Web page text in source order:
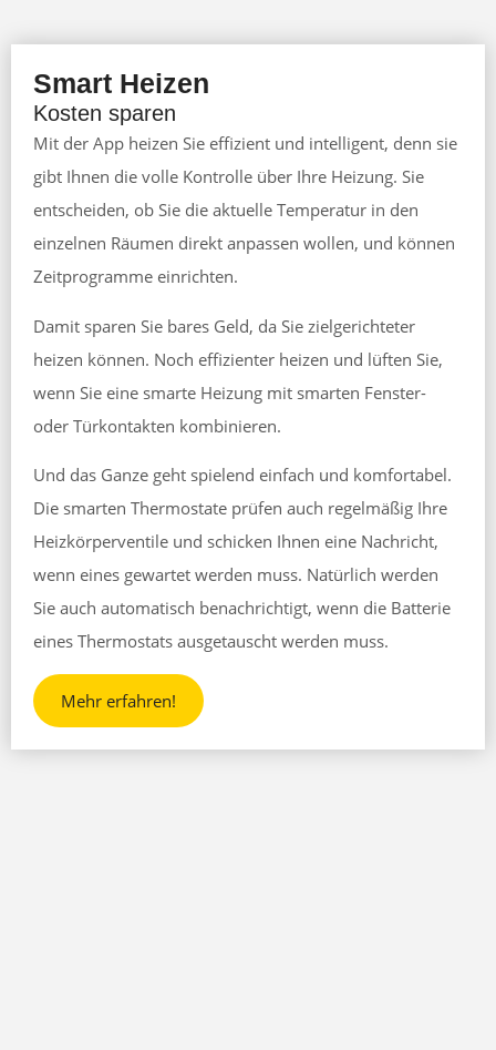
Smart Heizen
Kosten sparen
Mit der App heizen Sie effizient und intelligent, denn sie
gibt Ihnen die volle Kontrolle über Ihre Heizung. Sie
entscheiden, ob Sie die aktuelle Temperatur in den
einzelnen Räumen direkt anpassen wollen, und können
Zeitprogramme einrichten.
Damit sparen Sie bares Geld, da Sie zielgerichteter
heizen können. Noch effizienter heizen und lüften Sie,
wenn Sie eine smarte Heizung mit smarten Fenster-
oder Türkontakten kombinieren.
Und das Ganze geht spielend einfach und komfortabel.
Die smarten Thermostate prüfen auch regelmäßig Ihre
Heizkörperventile und schicken Ihnen eine Nachricht,
wenn eines gewartet werden muss. Natürlich werden
Sie auch automatisch benachrichtigt, wenn die Batterie
eines Thermostats ausgetauscht werden muss.
Mehr erfahren!